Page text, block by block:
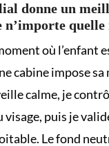
donne un
n’importe quelle
où l’enfant
cabine impose
calme, je
visage, puis je
Le fond